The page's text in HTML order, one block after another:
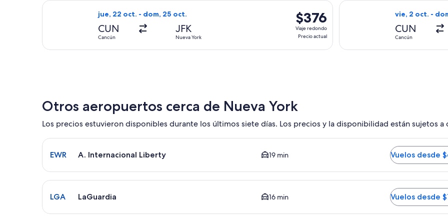
3
horas
jue, 22 oct. - dom, 25 oct.
CUN
Cancún
JFK
Nueva York
$376
Viaje
redondo,
$376
Viaje redondo
Precio actual
Seleccionar vuelo de JetBlue Airways, con salida el jue, 22 oct. desde Cancún hacia Nueva York,
vie, 2 oct. -
CUN
Cancún
Seleccionar
Otros aeropuertos cerca de Nueva York
Los precios estuvieron disponibles durante los últimos siete días. Los precios y la disponibilidad están sujetos a
Seleccionar vuelo a A. Internacional Liberty EWR. El tiempo promedio del trayecto en auto al centro es de 19
EWR A. Internacional Liberty 19 min Vuelos desde
Seleccionar vuelo a LaGuardia LGA. El tiempo promedio del trayecto en auto al centro es de 16 minutos. Vuelos
LGA LaGuardia 16 min Vuelos desde